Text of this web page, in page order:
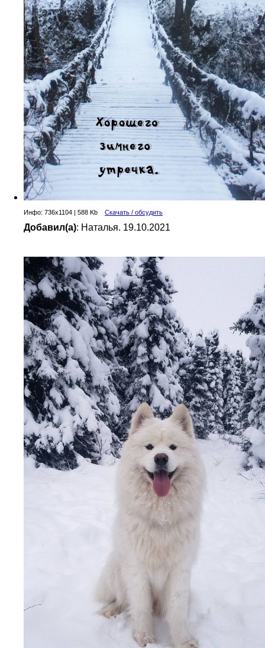
Инфо: 736х1104 | 588 Kb Скачать / обсудить
Добавил(а): Наталья. 19.10.2021